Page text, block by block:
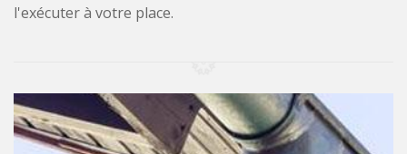
l'exécuter à votre place.